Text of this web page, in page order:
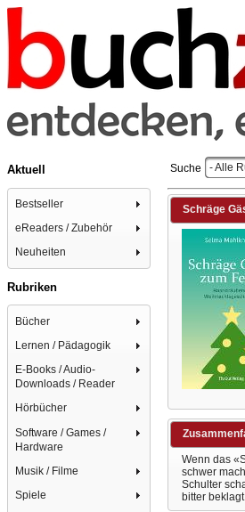
Aktuell
Bestseller
eReaders / Zubehör
Neuheiten
Rubriken
Bücher
Lernen / Pädagogik
E-Books / Audio-
Downloads / Reader
Hörbücher
Software / Games /
Hardware
Musik / Filme
Spiele
Suche - Alle
Schräge
Wenn das
schwer
Schulter
bitter